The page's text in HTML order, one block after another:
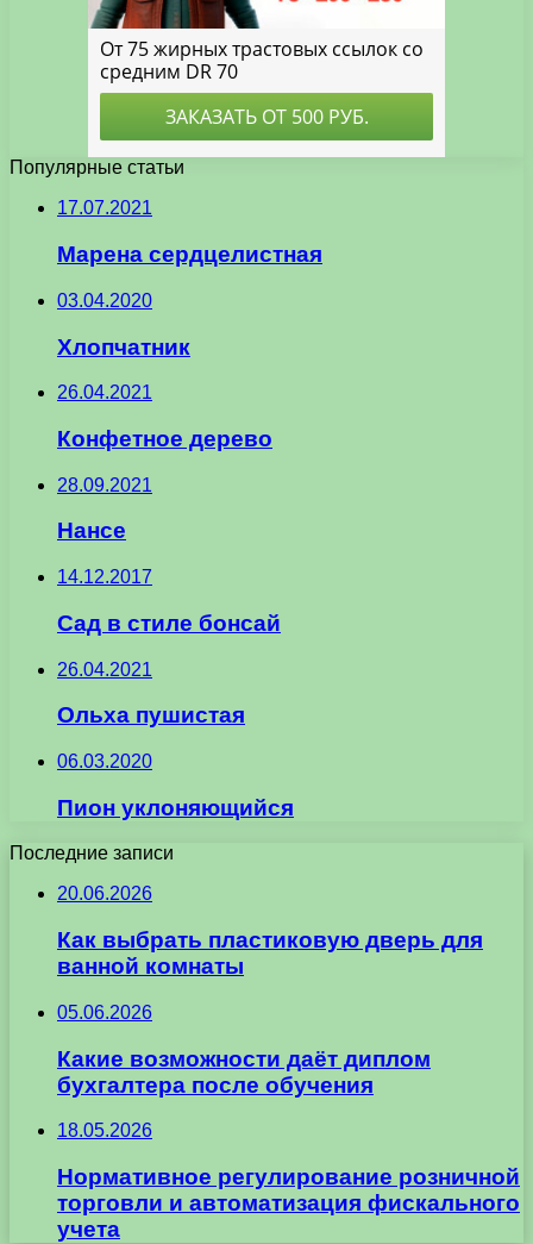
Популярные статьи
17.07.2021
Марена сердцелистная
03.04.2020
Хлопчатник
26.04.2021
Конфетное дерево
28.09.2021
Нансе
14.12.2017
Сад в стиле бонсай
26.04.2021
Ольха пушистая
06.03.2020
Пион уклоняющийся
Последние записи
20.06.2026
Как выбрать пластиковую дверь для
ванной комнаты
05.06.2026
Какие возможности даёт диплом
бухгалтера после обучения
18.05.2026
Нормативное регулирование розничной
торговли и автоматизация фискального
учета